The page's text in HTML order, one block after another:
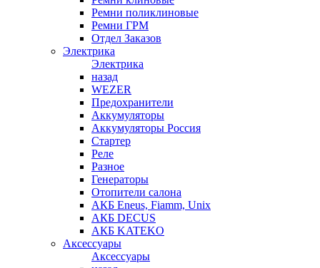
Ремни поликлиновые
Ремни ГРМ
Отдел Заказов
Электрика
Электрика
назад
WEZER
Предохранители
Аккумуляторы
Аккумуляторы Россия
Стартер
Реле
Разное
Генераторы
Отопители салона
АКБ Eneus, Fiamm, Unix
АКБ DECUS
АКБ KATEKO
Аксессуары
Аксессуары